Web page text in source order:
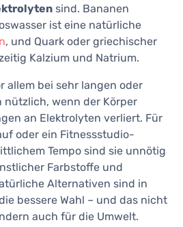
sind. Bananen
ist eine natürliche
, und Quark oder griechischer
Kalzium und Natrium.
allem bei sehr langen oder
wenn der Körper
an Elektrolyten verliert. Für
oder ein Fitnessstudio-
Tempo sind sie unnötig
Farbstoffe und
Alternativen sind in
bessere Wahl – und das nicht
auch für die Umwelt.